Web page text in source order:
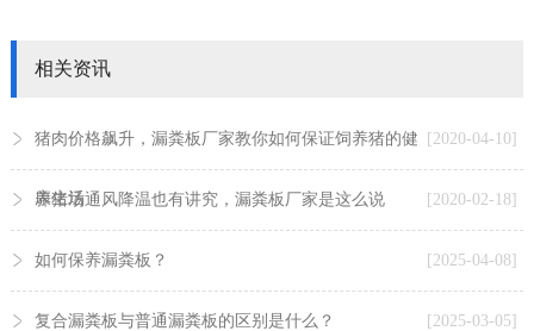
相关资讯
[2020-04-10]
猪肉价格飙升，漏粪板厂家教你如何保证饲养猪的健
康生活 [2020-02-18]
养猪场通风降温也有讲究，漏粪板厂家是这么说
[2025-04-08]
如何保养漏粪板？
[2025-03-05]
复合漏粪板与普通漏粪板的区别是什么？